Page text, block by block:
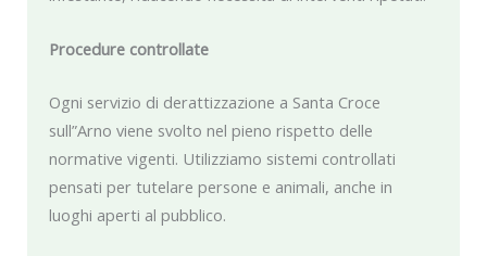
Procedure controllate
Ogni servizio di derattizzazione a Santa Croce
sull”Arno viene svolto nel pieno rispetto delle
normative vigenti. Utilizziamo sistemi controllati
pensati per tutelare persone e animali, anche in
luoghi aperti al pubblico.